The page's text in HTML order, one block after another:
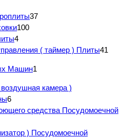
37
100
4
( таймер ) Плиты41
Машин1
камера )
6
средства Посудомоечной
) Посудомоечной